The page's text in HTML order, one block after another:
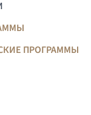
ПРОГРАММЫ